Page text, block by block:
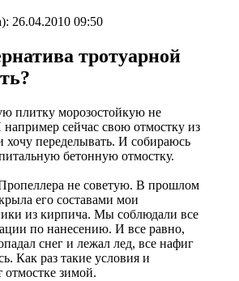
26.04.2010 09:50
тротуарной
плитку морозостойкую не
например сейчас свою отмостку из
хочу переделывать. И собираюсь
бетонную отмостку.
не советую. В прошлом
его составами мои
из кирпича. Мы соблюдали все
по нанесению. И все равно,
снег и лежал лед, все нафиг
Как раз такие условия и
отмостке зимой.